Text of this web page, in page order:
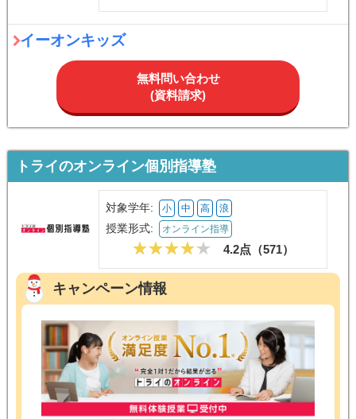
イーオンキッズ
無料問い合わせ
(資料請求)
トライのオンライン個別指導塾
対象学年: 小 中 高 浪
授業形式: オンライン指導
4.2点（571）
キャンペーン情報